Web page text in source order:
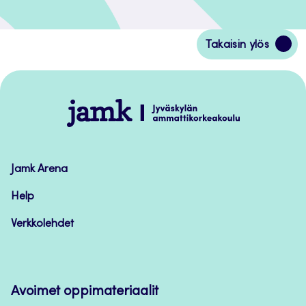
Takaisin ylös
Siirry
takaisin
Jamk
–
Jamk Arena
Help
Verkkolehdet
Avoimet oppimateriaalit